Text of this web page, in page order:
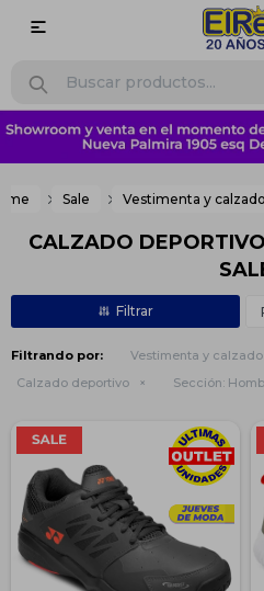

Sale Vestimenta y calzado
CALZADO
Filtrando por: Vestimenta y calzado
Calzado deportivo
Sección: